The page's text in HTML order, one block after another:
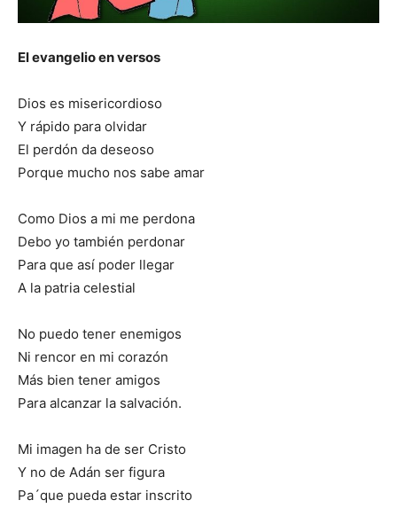
El evangelio en versos
Dios es misericordioso
Y rápido para olvidar
El perdón da deseoso
Porque mucho nos sabe amar
Como Dios a mi me perdona
Debo yo también perdonar
Para que así poder llegar
A la patria celestial
No puedo tener enemigos
Ni rencor en mi corazón
Más bien tener amigos
Para alcanzar la salvación.
Mi imagen ha de ser Cristo
Y no de Adán ser figura
Pa´que pueda estar inscrito